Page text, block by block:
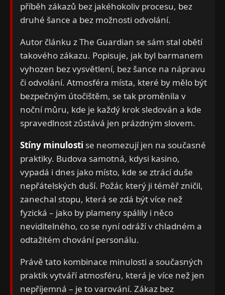
příběh zákazů bez jakéhokoliv procesu, bez
druhé šance a bez možnosti odvolání.
Autor článku z The Guardian se sám stal obětí
takového zákazu. Popisuje, jak byl barmanem
vyhozen bez vysvětlení, bez šance na nápravu
či odvolání. Atmosféra místa, které by mělo být
bezpečným útočištěm, se tak proměnila v
noční můru, kde je každý krok sledován a kde
spravedlnost zůstává jen prázdným slovem.
Stíny minulosti se neomezují jen na současné
praktiky. Budova samotná, kdysi kasino,
vypadá i dnes jako místo, kde se ztrácí duše
nepřátelských duší. Požár, který ji téměř zničil,
zanechal stopu, která se zdá být více než
fyzická – jako by plameny spálily i něco
neviditelného, co se nyní odráží v chladném a
odtažitém chování personálu.
Právě tato kombinace minulosti a současných
praktik vytváří atmosféru, která je více než jen
nepříjemná – je to varování. Zákaz bez